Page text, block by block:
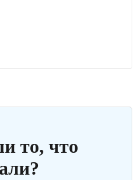
то, что